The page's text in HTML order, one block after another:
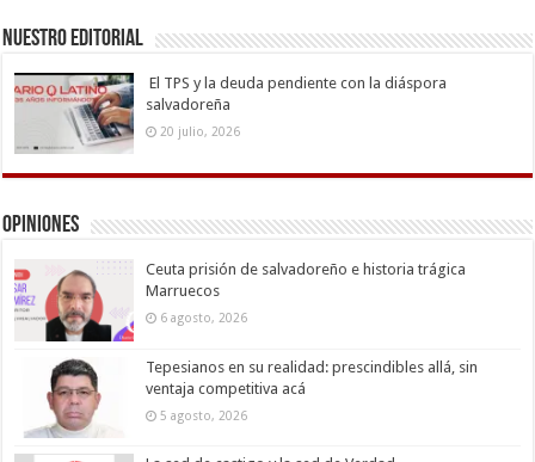
Nuestro Editorial
El TPS y la deuda pendiente con la diáspora
salvadoreña
20 julio, 2026
Opiniones
Ceuta prisión de salvadoreño e historia trágica
Marruecos
6 agosto, 2026
Tepesianos en su realidad: prescindibles allá, sin
ventaja competitiva acá
5 agosto, 2026